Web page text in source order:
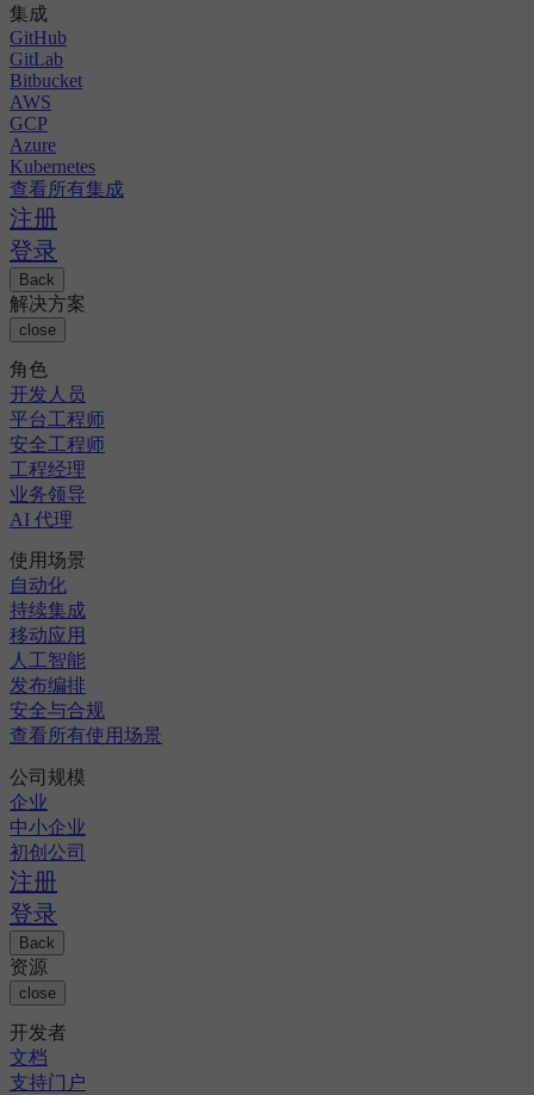
集成
GitHub
GitLab
Bitbucket
AWS
GCP
Azure
Kubernetes
查看所有集成
注册
登录
Back
解决方案
close
角色
开发人员
平台工程师
安全工程师
工程经理
业务领导
AI 代理
使用场景
自动化
持续集成
移动应用
人工智能
发布编排
安全与合规
查看所有使用场景
公司规模
企业
中小企业
初创公司
注册
登录
Back
资源
close
开发者
文档
支持门户